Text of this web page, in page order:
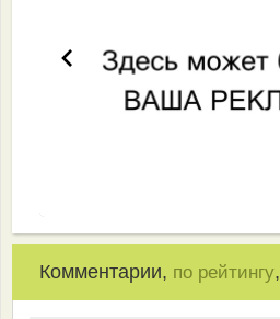
Комментарии, по рейтингу,